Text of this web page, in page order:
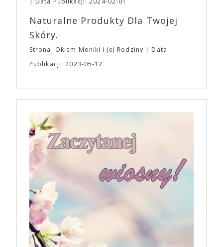
Naturalne Produkty Dla Twojej
Skóry.
Strona: Okiem Moniki I Jej Rodziny
Data
Publikacji: 2023-05-12